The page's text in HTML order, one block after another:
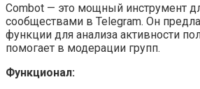
Combot — это мощный инструмент
сообществами в Telegram. Он
функции для анализа активности
помогает в модерации групп.
Функционал: